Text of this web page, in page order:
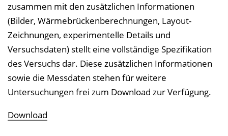
zusammen mit den zusätzlichen Informationen
(Bilder, Wärmebrückenberechnungen, Layout-
Zeichnungen, experimentelle Details und
Versuchsdaten) stellt eine vollständige Spezifikation
des Versuchs dar. Diese zusätzlichen Informationen
sowie die Messdaten stehen für weitere
Untersuchungen frei zum Download zur Verfügung.
Download